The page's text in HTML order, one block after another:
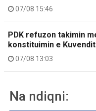
07/08 15:46
PDK refuzon takimin
konstituimin e
07/08 13:03
Na ndiqni: